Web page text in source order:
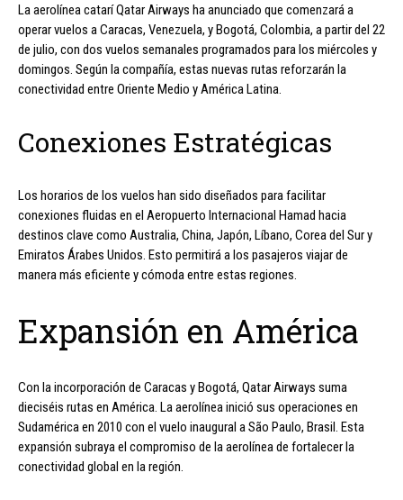
La aerolínea catarí Qatar Airways ha anunciado que comenzará a
operar vuelos a Caracas, Venezuela, y Bogotá, Colombia, a partir del 22
de julio, con dos vuelos semanales programados para los miércoles y
domingos. Según la compañía, estas nuevas rutas reforzarán la
conectividad entre Oriente Medio y América Latina.
Conexiones Estratégicas
Los horarios de los vuelos han sido diseñados para facilitar
conexiones fluidas en el Aeropuerto Internacional Hamad hacia
destinos clave como Australia, China, Japón, Líbano, Corea del Sur y
Emiratos Árabes Unidos. Esto permitirá a los pasajeros viajar de
manera más eficiente y cómoda entre estas regiones.
Expansión en América
Con la incorporación de Caracas y Bogotá, Qatar Airways suma
dieciséis rutas en América. La aerolínea inició sus operaciones en
Sudamérica en 2010 con el vuelo inaugural a São Paulo, Brasil. Esta
expansión subraya el compromiso de la aerolínea de fortalecer la
conectividad global en la región.